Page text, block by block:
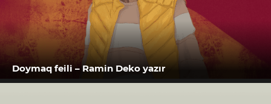
Doymaq feili – Ramin Deko yazır